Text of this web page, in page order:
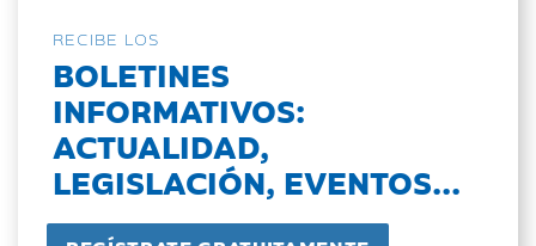
RECIBE LOS
BOLETINES
INFORMATIVOS:
ACTUALIDAD,
LEGISLACIÓN, EVENTOS...